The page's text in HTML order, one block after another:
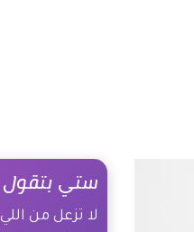
ستي بتقول
لا تزعل من اللي